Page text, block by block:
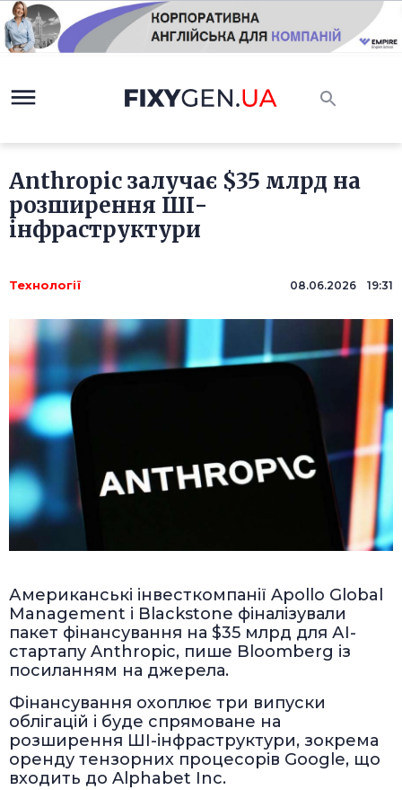
Anthropic залучає $35 млрд на
розширення ШІ-
інфраструктури
Технології 08.06.2026 19:31
Американські інвесткомпанії Apollo Global
Management і Blackstone фіналізували
пакет фінансування на $35 млрд для АІ-
стартапу Anthropic, пише Bloomberg із
посиланням на джерела.
Фінансування охоплює три випуски
облігацій і буде спрямоване на
розширення ШІ-інфраструктури, зокрема
оренду тензорних процесорів Google, що
входить до Alphabet Inc.